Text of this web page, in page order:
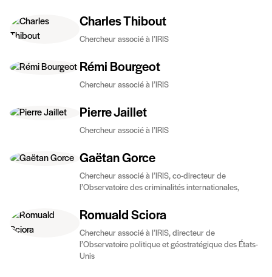
Charles Thibout
Chercheur associé à l’IRIS
Rémi Bourgeot
Chercheur associé à l’IRIS
Pierre Jaillet
Chercheur associé à l’IRIS
Gaëtan Gorce
Chercheur associé à l’IRIS, co-directeur de
l’Observatoire des criminalités internationales,
Romuald Sciora
Chercheur associé à l’IRIS, directeur de
l’Observatoire politique et géostratégique des États-
Unis